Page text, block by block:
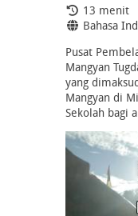
Durasi:
13 menit
Bahasa:
Bahasa
Pusat
Mangyan
yang
Mangyan di
Sekolah bagi